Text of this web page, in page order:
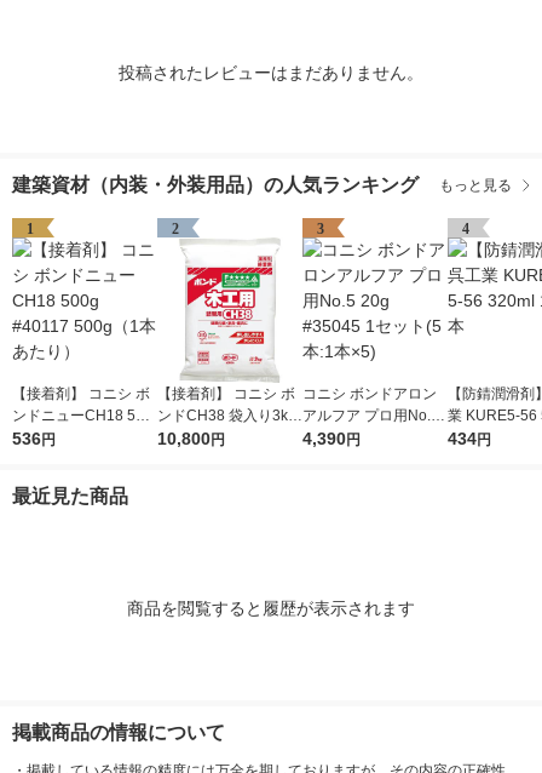
投稿されたレビューはまだありません。
建築資材（内装・外装用品）の人気ランキング もっと見る
1
【接着剤】 コニシ ボ
ンドニューCH18 500
g #40117 500g（1本
536円
2
【接着剤】 コニシ ボ
ンドCH38 袋入り3kg
#40250 3kg（1袋あた
10,800円
3
コニシ ボンドアロン
アルフア プロ用No.5
20g #35045 1セット
4,390円
4
【防錆潤滑剤
業 KURE5-56
0ml 1004 1本
434円
最近見た商品
商品を閲覧すると履歴が表示されます
掲載商品の情報について